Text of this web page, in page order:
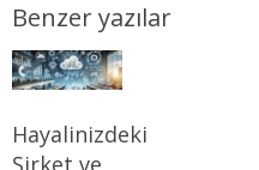
Benzer yazılar
Hayalinizdeki
Şirket ve